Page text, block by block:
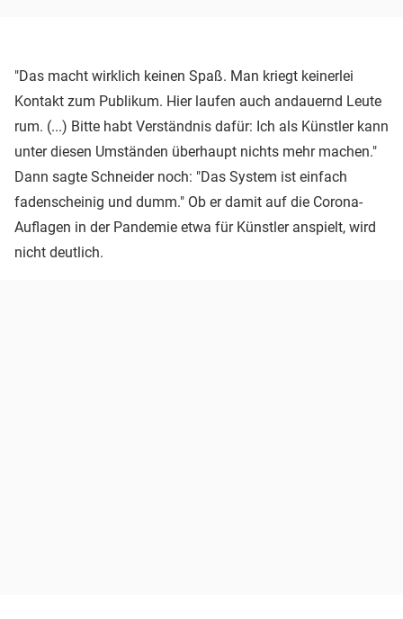
"Das macht wirklich keinen Spaß. Man kriegt keinerlei
Kontakt zum Publikum. Hier laufen auch andauernd Leute
rum. (...) Bitte habt Verständnis dafür: Ich als Künstler kann
unter diesen Umständen überhaupt nichts mehr machen."
Dann sagte Schneider noch: "Das System ist einfach
fadenscheinig und dumm." Ob er damit auf die Corona-
Auflagen in der Pandemie etwa für Künstler anspielt, wird
nicht deutlich.